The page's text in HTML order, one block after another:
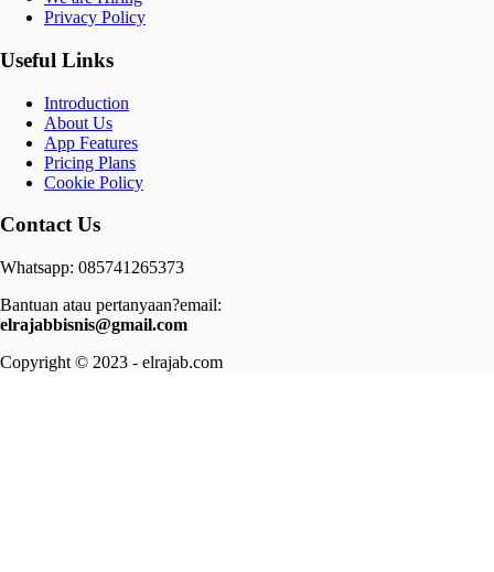
Privacy Policy
Useful Links
Introduction
About Us
App Features
Pricing Plans
Cookie Policy
Contact Us
Whatsapp: 085741265373
Bantuan atau pertanyaan?email:
elrajabbisnis@gmail.com
Copyright © 2023 - elrajab.com